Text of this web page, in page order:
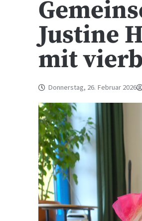
Justine
mit
Donnerstag, 26. Februar 2026